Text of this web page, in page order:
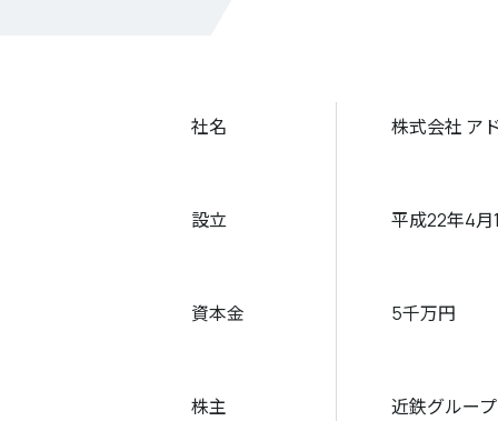
社名 株式会社 ア
設立 平成22年4月
資本金 5千万円
株主 近鉄グルー